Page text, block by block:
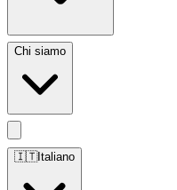
Chi siamo
🇮🇹Italiano